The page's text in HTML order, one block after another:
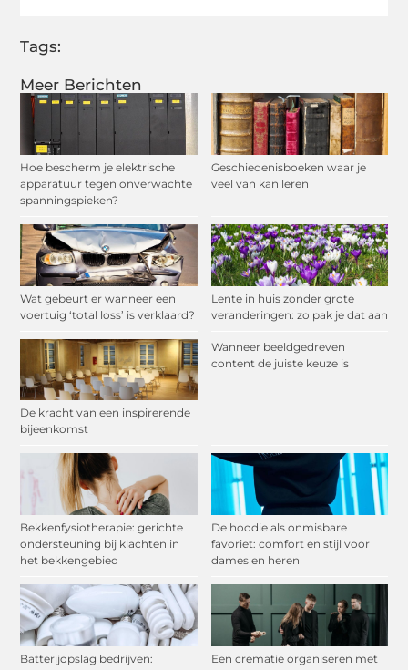
Meer Berichten
Hoe bescherm je elektrische
apparatuur tegen onverwachte
spanningspieken?
Geschiedenisboeken waar je
veel van kan leren
Wat gebeurt er wanneer een
voertuig ‘total loss’ is verklaard?
Lente in huis zonder grote
veranderingen: zo pak je dat aan
De kracht van een inspirerende
bijeenkomst
Wanneer beeldgedreven
content de juiste keuze is
Bekkenfysiotherapie: gerichte
ondersteuning bij klachten in
het bekkengebied
De hoodie als onmisbare
favoriet: comfort en stijl voor
dames en heren
Batterijopslag bedrijven:
Een crematie organiseren met
Tags: